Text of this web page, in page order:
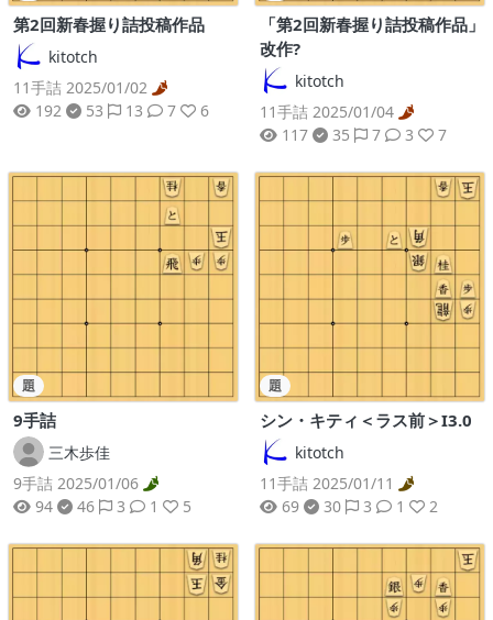
第2回新春握り詰投稿作品
kitotch
11手詰 2025/01/02
192
53 13 7 6
「第2回新春握り詰投稿作品」
改作?
kitotch
11手詰 2025/01/04
117
35 7 3 7
題
9手詰
三木歩佳
9手詰 2025/01/06
94
46 3 1 5
題
シン・キティ＜ラス前＞I3.0
kitotch
11手詰 2025/01/11
69
30 3 1 2